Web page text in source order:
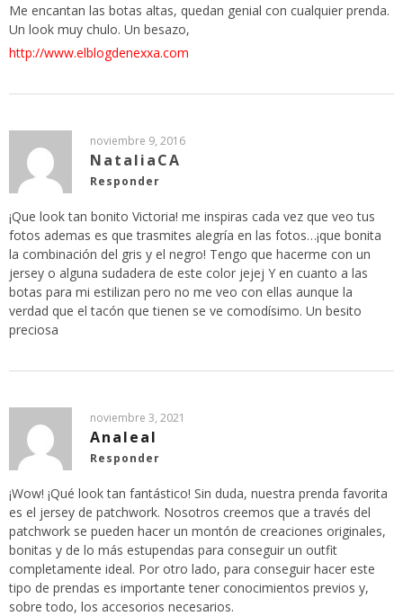
Me encantan las botas altas, quedan genial con cualquier prenda.
Un look muy chulo. Un besazo,
http://www.elblogdenexxa.com
noviembre 9, 2016
NataliaCA
Responder
¡Que look tan bonito Victoria! me inspiras cada vez que veo tus
fotos ademas es que trasmites alegría en las fotos…¡que bonita
la combinación del gris y el negro! Tengo que hacerme con un
jersey o alguna sudadera de este color jejej Y en cuanto a las
botas para mi estilizan pero no me veo con ellas aunque la
verdad que el tacón que tienen se ve comodísimo. Un besito
preciosa
noviembre 3, 2021
Analeal
Responder
¡Wow! ¡Qué look tan fantástico! Sin duda, nuestra prenda favorita
es el jersey de patchwork. Nosotros creemos que a través del
patchwork se pueden hacer un montón de creaciones originales,
bonitas y de lo más estupendas para conseguir un outfit
completamente ideal. Por otro lado, para conseguir hacer este
tipo de prendas es importante tener conocimientos previos y,
sobre todo, los accesorios necesarios.